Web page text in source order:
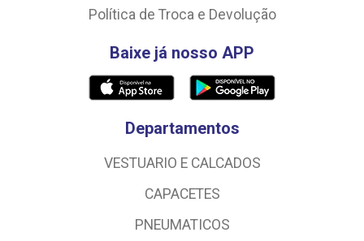
Política de Troca e Devolução
Baixe já nosso APP
Departamentos
VESTUARIO E CALCADOS
CAPACETES
PNEUMATICOS